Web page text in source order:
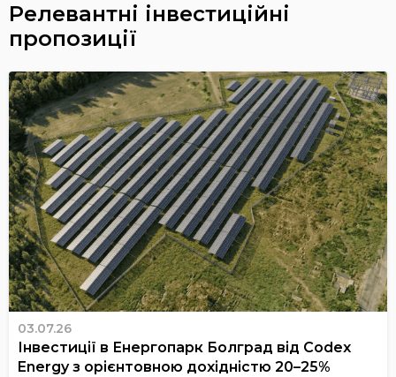
Релевантні інвестиційні
пропозиції
03.07.26
Інвестиції в Енергопарк Болград від Codex
Energy з орієнтовною дохідністю 20–25%